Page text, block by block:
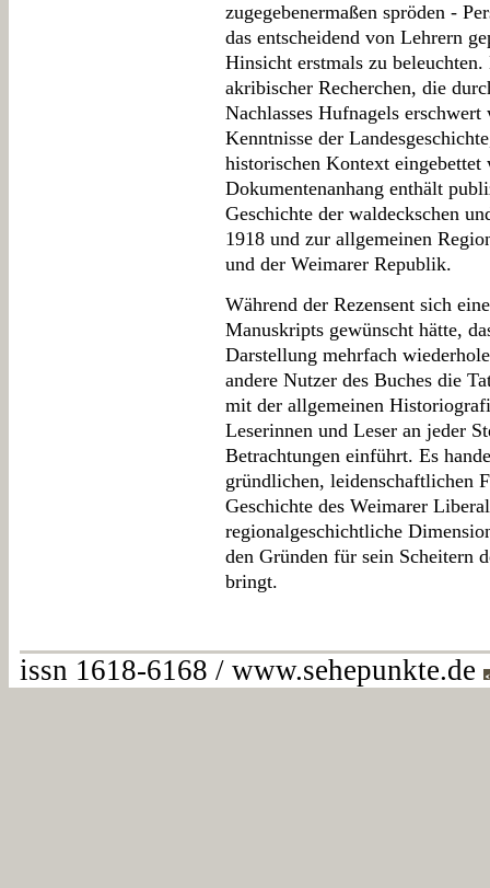
zugegebenermaßen spröden -
das entscheidend von Lehrern
Hinsicht erstmals zu
akribischer Recherchen, die
Nachlasses Hufnagels
Kenntnisse der
historischen Kontext
Dokumentenanhang enthält
Geschichte der waldeckschen
1918 und zur allgemeinen
und der Weimarer Republik.
Während der Rezensent sich
Manuskripts gewünscht hätte,
Darstellung mehrfach
andere Nutzer des Buches die
mit der allgemeinen
Leserinnen und Leser an jeder
Betrachtungen einführt. Es
gründlichen, leidenschaftlichen
Geschichte des Weimarer
regionalgeschichtliche
den Gründen für sein Scheitern
bringt.
issn 1618-6168 / www.sehepunkte.de